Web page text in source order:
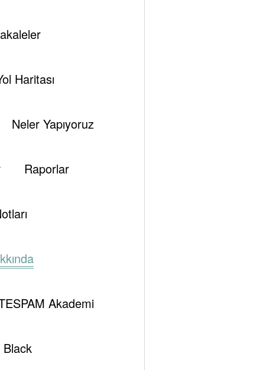
Haritası
Neler Yapıyoruz
Raporlar
Akademi
Black